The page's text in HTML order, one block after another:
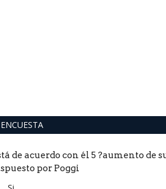
ENCUESTA
de acuerdo con él 5 ?aumento de
por Poggi